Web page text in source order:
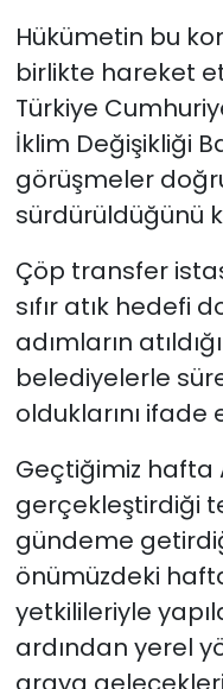
Hükümetin bu
birlikte hareket
Türkiye
İklim Değişikliği
görüşmeler
sürdürüldüğünü
Çöp transfer
sıfır atık hedefi
adımların
belediyelerle
olduklarını ifade
Geçtiğimiz hafta
gerçekleştirdiği
gündeme
önümüzdeki
yetkilileriyle
ardından yerel